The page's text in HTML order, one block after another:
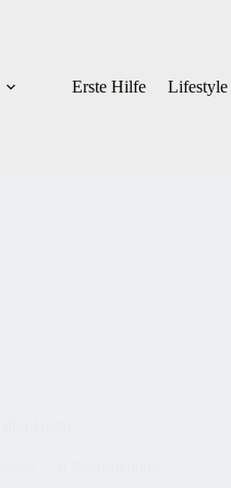
Erste Hilfe Lifestyle